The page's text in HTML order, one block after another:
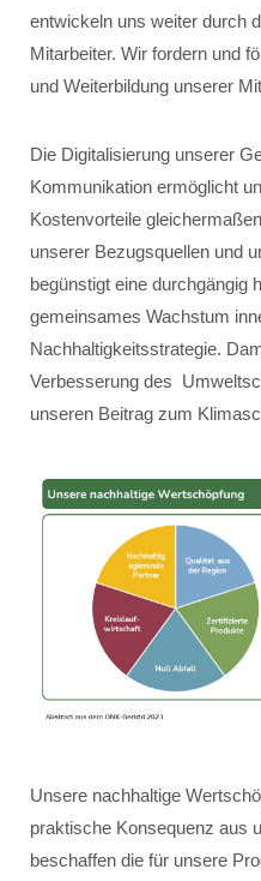
entwickeln uns weiter durch
Mitarbeiter. Wir fordern und
und Weiterbildung unserer
Die Digitalisierung unserer
Kommunikation ermöglicht
Kostenvorteile
unserer Bezugsquellen und
begünstigt eine durchgängig
gemeinsames Wachstum
Nachhaltigkeitsstrategie.
Verbesserung des
unseren Beitrag zum
Unsere nachhaltige
praktische Konsequenz aus
beschaffen die für unsere